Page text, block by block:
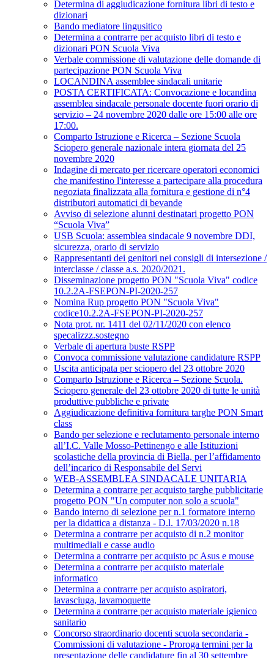
Determina di aggiudicazione fornitura libri di testo e
dizionari
Bando mediatore lingusitico
Determina a contrarre per acquisto libri di testo e
dizionari PON Scuola Viva
Verbale commissione di valutazione delle domande di
partecipazione PON Scuola Viva
LOCANDINA assemblee sindacali unitarie
POSTA CERTIFICATA: Convocazione e locandina
assemblea sindacale personale docente fuori orario di
servizio – 24 novembre 2020 dalle ore 15:00 alle ore
17:00.
Comparto Istruzione e Ricerca – Sezione Scuola
Sciopero generale nazionale intera giornata del 25
novembre 2020
Indagine di mercato per ricercare operatori economici
che manifestino l'interesse a partecipare alla procedura
negoziata finalizzata alla fornitura e gestione di n°4
distributori automatici di bevande
Avviso di selezione alunni destinatari progetto PON
“Scuola Viva”
USB Scuola: assemblea sindacale 9 novembre DDI,
sicurezza, orario di servizio
Rappresentanti dei genitori nei consigli di intersezione /
interclasse / classe a.s. 2020/2021.
Disseminazione progetto PON "Scuola Viva" codice
10.2.2A-FSEPON-PI-2020-257
Nomina Rup progetto PON "Scuola Viva"
codice10.2.2A-FSEPON-PI-2020-257
Nota prot. nr. 1411 del 02/11/2020 con elenco
specalizzz.sostegno
Verbale di apertura buste RSPP
Convoca commissione valutazione candidature RSPP
Uscita anticipata per sciopero del 23 ottobre 2020
Comparto Istruzione e Ricerca – Sezione Scuola.
Sciopero generale del 23 ottobre 2020 di tutte le unità
produttive pubbliche e private
Aggiudicazione definitiva fornitura targhe PON Smart
class
Bando per selezione e reclutamento personale interno
all’I.C. Valle Mosso-Pettinengo e alle Istituzioni
scolastiche della provincia di Biella, per l’affidamento
dell’incarico di Responsabile del Servi
WEB-ASSEMBLEA SINDACALE UNITARIA
Determina a contrarre per acquisto targhe pubblicitarie
progetto PON "Un computer non solo a scuola"
Bando interno di selezione per n.1 formatore interno
per la didattica a distanza - D.l. 17/03/2020 n.18
Determina a contrarre per acquisto di n.2 monitor
multimediali e casse audio
Determina a contrarre per acquisto pc Asus e mouse
Determina a contrarre per acquisto materiale
informatico
Determina a contrarre per acquisto aspiratori,
lavasciuga, lavamoquette
Determina a contrarre per acquisto materiale igienico
sanitario
Concorso straordinario docenti scuola secondaria -
Commissioni di valutazione - Proroga termini per la
presentazione delle candidature fin al 30 settembre